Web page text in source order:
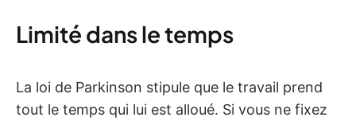
Limité dans le temps
La loi de Parkinson stipule que le travail prend
tout le temps qui lui est alloué. Si vous ne fixez